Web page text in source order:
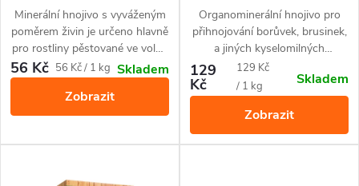
d
u
k
t
o
d
u
k
Minerální hnojivo s vyváženým
poměrem živin je určeno hlavně
pro rostliny pěstované ve volné
půdě - ovoce, zeleninu, okrasné
rostliny ad. Zlepšuje
hospodaření s vodou a živinami
v půdě.
56 Kč Měrná
56 Kč / 1 kg Skladem
Zobrazit
Organominerální hnojivo pro
přihnojování borůvek, brusinek,
a jiných kyselomilných
rostlin.Drobné granule uvolňují
živiny postupně po dobu 3
měsíců. Hnojivo obsahuje
100% přírodní suroviny a je
vhodné pro ekologické
pěstování
129
Kč
Měrná
cena:
129 Kč
/ 1 kg
Skladem
Zobrazit